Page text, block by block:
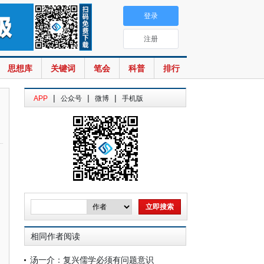
思想库 关键词 笔会 科普 排行
登录
注册
APP | 公众号 | 微博 | 手机版
相同作者阅读
汤一介：复兴儒学必须有问题意识